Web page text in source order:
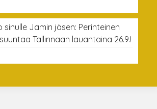
sinulle Jamin jäsen: Perinteinen
Tallinnaan lauantaina 26.9.!